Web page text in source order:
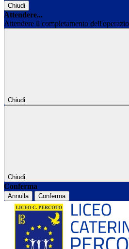
Chiudi
Attendere...
Attendere il completamento
Chiudi
Chiudi
Conferma
Annulla Conferma